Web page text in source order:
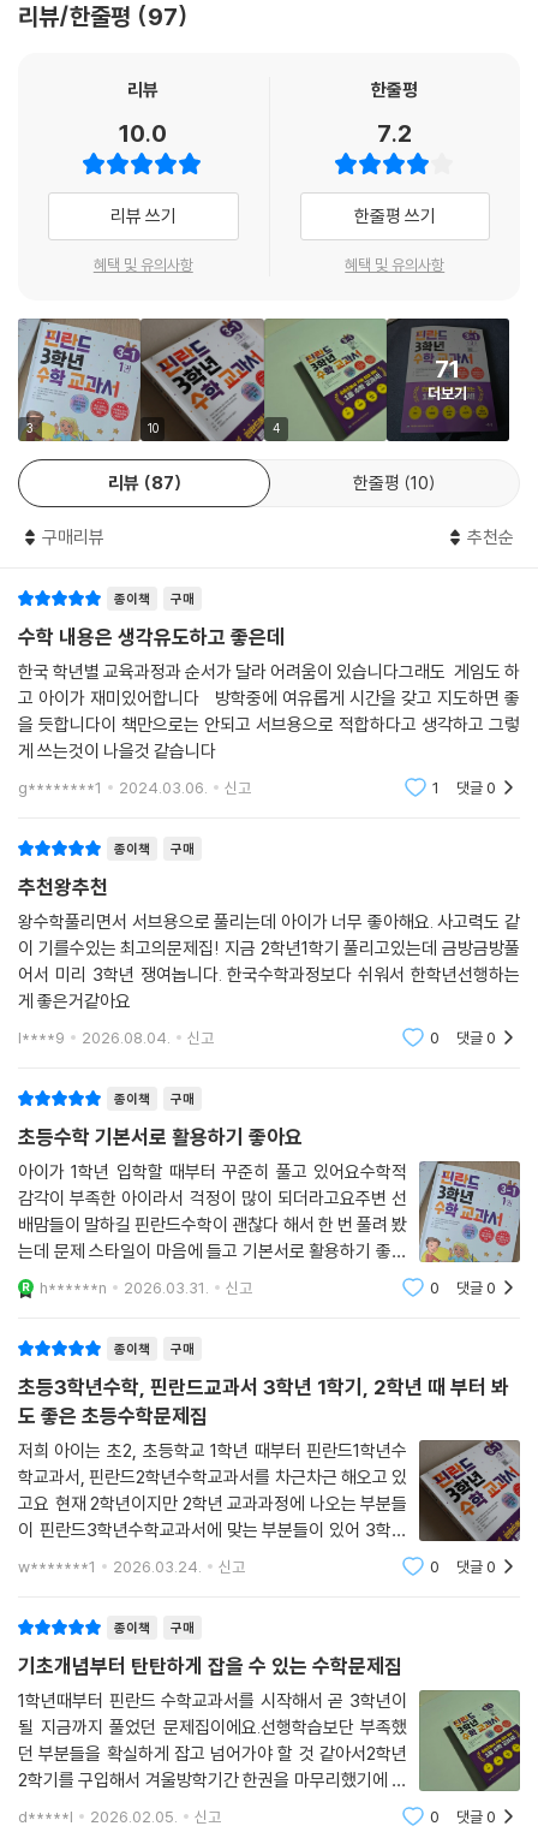
선정합니다. 마음이음에서 번역 출판한 『핀란드 수학 교과서』 는 핀란드
니다. 최신 핀란드 국립교육과정을 반영하여 만든 이 교과서는 120년의 역
최고 전문가와 함께 만든 수학 교과서입니다. 사교육 없이 학교에서 배우
는 수학 교과서 하나만으로도 수학 개념을 깨치고, 수학적 사고력을 키울
수 있도록 만든 것이지요. 이웃한 나라 스웨덴에서도 이 교과서의 우수성
을 알고 번역 출판하여 교과서 시장을 선도하는 교재로 사용하고 있습니
「핀란드 수학 교과서」 왜 특별할까?
-수학적 구조를 발견하고 이해하게 하여 수학 공식을 암기할 필요 없어요.
-수학적 이야기가 풍부한 그림으로 수학 학습에 영감을 불어넣어요.
-교구를 활용한 놀이 수학을 통해 수학 개념을 이해시켜요.
-수학과 연계하여 컴퓨팅 사고와 문제 해결력을 키워 줘요.
-연산, 서술형, 응용과 심화, 사고력 문제가 한 권에 모두 들어 있어요.
놀이 수학, 탐구 과제 등 사고력을 키우는 다양한 문제로 수학 사고력을 키
코로나19로 등교 수업이 제대로 이루어지지 않고 온라인 수업으로 대체되
면서 학습 격차에 대한 우려가 커지고 있습니다. 학원 주도로 공부했던 아
이들은 혼자 공부하는 방법을 몰라 학습 의욕이 떨어지고, 집에 있는 시간
이 길어진 만큼 혼자서도 즐겁게 공부하며 실력을 기를 수 있는 교재가 꼭
필요하게 되었습니다. 결국 혼공을 못 하면 성적이 오를 수 없는 시대가 된
것입니다.
시중에 넘치는 수학 문제집들을 보면 빼곡한 문제로 숨이 막힐 지경입니
과연 많은 양의 교재를 푸는 게 수학 실력 향상의 필수 요건일까요?
산 실력을 키워 줄 기본 문제를 비롯해 응용, 심화 문제까지 한 권에 모두
담았습니다. 색칠하기, 선 긋기, 수수께끼 풀기, 그림값 구하기 등 재미있
는 놀이처럼 수학 문제를 구성하여 수학 흥미도를 높일 뿐 아니라 수학 사
고력까지 키울 수 있습니다. 거기에 놀이 수학과 놀이 카드, 탐구 수학, 부
모님 가이드도 함께 있어 혼공 시대에 학습 격차를 좁힐 가정 학습용으로
좋습니다.
「핀란드 수학 교과서」 어떻게 공부할까?
-우선 단원 시작에 학습 목표를 보여 주는 그림을 관찰하며 충분한 이야기
를 나눕니다. 수학적 이야기가 풍부한 학습 목표 그림은 딱딱하고 어렵다
는 수학에 대한 선입견을 없애 주어 수학 학습에 대한 흥미를 키워 줍니다.
-기본 문제와 연습 문제는 해당 단원의 연산 능력을 키워 주는 문제들로 구
성되어 있습니다. 가볍게 준비 운동을 하듯 기본 문제를 풀며 본격적인 수
학 학습에 들어갈 준비를 합니다.
확실하게 다질 수 있습니다.
-평가 문제를 풀며 개념과 원리를 잘 이해했는지 스스로 점검해 볼 수 있습
니다. 또한 난이도가 있는 심화 문제에 도전하며 성취감을 느낄 수 있게 했
습니다.
-부모님 또는 친구와 함께 놀이 수학을 하며 수학 개념을 익히고, 수학에
대한 흥미를 키울 수 있습니다. 책에 포함된 놀이 카드와 활동지를 이용하
여 즐겁게 수학 놀이를 함으로써 개념을 실체화하여 더욱 쉽게 수학 실력
을 키울 수 있습니다. 또한 탐구 과제는 스스로 탐구하고 조사하며 수학 개
-정답과 해설에는 문제에 대한 해설뿐 아니라 아이의 수학 학습에 도움을
질문들, 집에서 쉽게 구할 수 있는 재료들로 함께할 수 있는 수학 놀이들이
소개되어 있습니다.
■ 추천의 글
공부에 대한 스트레스 없이도 국제학업성취도평가에서 높은 성과를 내는
리뷰/한줄평 97
리뷰
10.0
리뷰 쓰기
혜택 및 유의사항
한줄평
7.2
한줄평 쓰기
혜택 및 유의사항
3 10 4
71
더보기
리뷰 87 한줄평 10
구매리뷰 추천순
종이책 구매
수학 내용은 생각유도하고 좋은데
한국 학년별 교육과정과 순서가 달라 어려움이 있습니다그래도 게임도 하
고 아이가 재미있어합니다 방학중에 여유롭게 시간을 갖고 지도하면 좋
을 듯합니다이 책만으로는 안되고 서브용으로 적합하다고 생각하고 그렇
게 쓰는것이 나을것 같습니다
g********1 2024.03.06. 신고 1 댓글0
종이책 구매
추천왕추천
왕수학풀리면서 서브용으로 풀리는데 아이가 너무 좋아해요. 사고력도 같
이 기를수있는 최고의문제집! 지금 2학년1학기 풀리고있는데 금방금방풀
어서 미리 3학년 쟁여놉니다. 한국수학과정보다 쉬워서 한학년선행하는
게 좋은거같아요
l****9 2026.08.04. 신고 0 댓글0
종이책 구매
초등수학 기본서로 활용하기 좋아요
아이가 1학년 입학할 때부터 꾸준히 풀고 있어요수학적
감각이 부족한 아이라서 걱정이 많이 되더라고요주변 선
배맘들이 말하길 핀란드수학이 괜찮다 해서 한 번 풀려 봤
는데 문제 스타일이 마음에 들고 기본서로 활용하기 좋아
서 계속 풀고 있는 문제집이에요 :)먼저, 제가 마음에 들었
던 점은 문제 유형이 다양하다는 점이었어요. 연산 문제만
h******n 2026.03.31. 신고 0 댓글0
종이책 구매
초등3학년수학, 핀란드교과서 3학년 1학기, 2학년 때 부터 봐
도 좋은 초등수학문제집
저희 아이는 초2, 초등학교 1학년 때부터 핀란드1학년수
학교과서, 핀란드2학년수학교과서를 차근차근 해오고 있
고요 현재 2학년이지만 2학년 교과과정에 나오는 부분들
이 핀란드3학년수학교과서에 맞는 부분들이 있어 3학년
1학기 과정을 선택하게 되었어요 핀란드 초등학교 1,320
w*******1 2026.03.24. 신고 0 댓글0
종이책 구매
기초개념부터 탄탄하게 잡을 수 있는 수학문제집
1학년때부터 핀란드 수학교과서를 시작해서 곧 3학년이
될 지금까지 풀었던 문제집이에요.선행학습보단 부족했
던 부분들을 확실하게 잡고 넘어가야 할 것 같아서2학년
2학기를 구입해서 겨울방학기간 한권을 마무리했기에 이
제는 3학년으로넘어가도 될 것 같아 이번에 3학년 1학기
d*****l 2026.02.05. 신고 0 댓글0